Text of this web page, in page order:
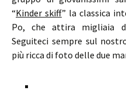
“Kinder skiff” la classica
Po, che attira migliaia
Seguiteci sempre sul
più ricca di foto delle due